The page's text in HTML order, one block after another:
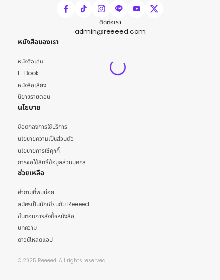
ติดต่อเรา
admin@reeeed.com
หนังสือของเรา
หนังสือเล่ม
E-Book
หนังสือเสียง
นิยายรายตอน
นโยบาย
ข้อตกลงการใช้บริการ
นโยบายความเป็นส่วนตัว
นโยบายการใช้คุกกี้
การขอใช้สิทธิ์ข้อมูลส่วนบุคคล
ช่วยเหลือ
คำถามที่พบบ่อย
สมัครเป็นนักเขียนกับ Reeeed
ขั้นตอนการสั่งซื้อหนังสือ
บทความ
ดาวน์โหลดแอป
© 2025 Reeeed. All rights reserved.